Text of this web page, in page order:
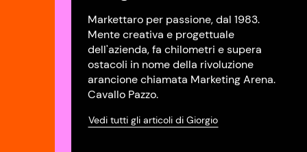
Markettaro per passione, dal 1983.
Mente creativa e progettuale
dell'azienda, fa chilometri e supera
ostacoli in nome della rivoluzione
arancione chiamata Marketing Arena.
Cavallo Pazzo.
Vedi tutti gli articoli di Giorgio